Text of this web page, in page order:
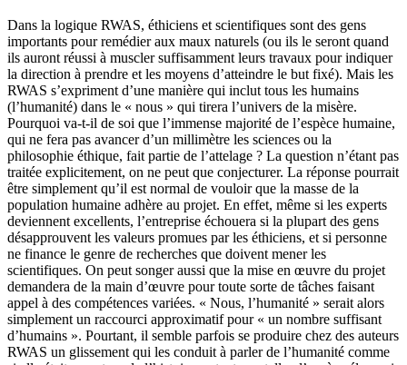
Dans la logique RWAS, éthiciens et scientifiques sont des gens
importants pour remédier aux maux naturels (ou ils le seront quand
ils auront réussi à muscler suffisamment leurs travaux pour indiquer
la direction à prendre et les moyens d’atteindre le but fixé). Mais les
RWAS s’expriment d’une manière qui inclut tous les humains
(l’humanité) dans le « nous » qui tirera l’univers de la misère.
Pourquoi va-t-il de soi que l’immense majorité de l’espèce humaine,
qui ne fera pas avancer d’un millimètre les sciences ou la
philosophie éthique, fait partie de l’attelage ? La question n’étant pas
traitée explicitement, on ne peut que conjecturer. La réponse pourrait
être simplement qu’il est normal de vouloir que la masse de la
population humaine adhère au projet. En effet, même si les experts
deviennent excellents, l’entreprise échouera si la plupart des gens
désapprouvent les valeurs promues par les éthiciens, et si personne
ne finance le genre de recherches que doivent mener les
scientifiques. On peut songer aussi que la mise en œuvre du projet
demandera de la main d’œuvre pour toute sorte de tâches faisant
appel à des compétences variées. « Nous, l’humanité » serait alors
simplement un raccourci approximatif pour « un nombre suffisant
d’humains ». Pourtant, il semble parfois se produire chez des auteurs
RWAS un glissement qui les conduit à parler de l’humanité comme